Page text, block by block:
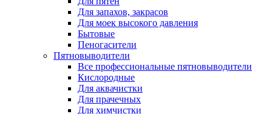
Для запахов, закрасов
Для моек высокого давления
Бытовые
Пеногасители
Пятновыводители
Все профессиональные пятновыводители
Кислородные
Для аквачистки
Для прачечных
Для химчистки